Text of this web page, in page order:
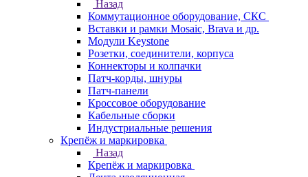
Назад
Коммутационное оборудование, СКС
Вставки и рамки Mosaic, Brava и др.
Модули Keystone
Розетки, соединители, корпуса
Коннекторы и колпачки
Патч-корды, шнуры
Патч-панели
Кроссовое оборудование
Кабельные сборки
Индустриальные решения
Крепёж и маркировка
Назад
Крепёж и маркировка